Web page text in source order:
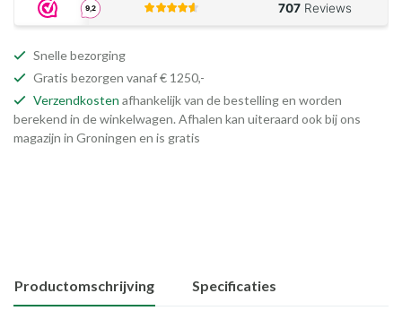
Snelle bezorging
Gratis bezorgen vanaf € 1250,-
Verzendkosten afhankelijk van de bestelling en worden
berekend in de winkelwagen. Afhalen kan uiteraard ook bij ons
magazijn in Groningen en is gratis
Productomschrijving Specificaties